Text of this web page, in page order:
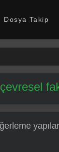
Dosya Takip
çevresel